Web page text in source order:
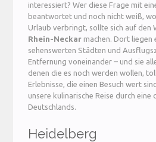
interessiert? Wer diese Frage mit
beantwortet und noch nicht weiß,
Urlaub verbringt, sollte sich auf den
Rhein-Neckar machen. Dort liegen
sehenswerten Städten und
Entfernung voneinander – und sie
denen die es noch werden wollen,
Erlebnisse, die einen Besuch wert
unsere kulinarische Reise durch eine
Deutschlands.
Heidelberg